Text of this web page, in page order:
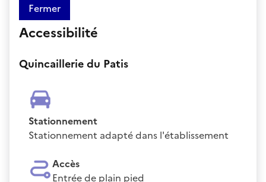
Fermer
Accessibilité
Quincaillerie du Patis
Stationnement
Stationnement adapté dans l'établissement
Accès
Entrée de plain pied